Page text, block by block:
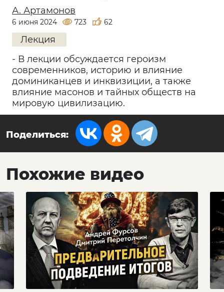
А. Артамонов
6 июня 2024 723 62
Лекция
- В лекции обсуждается героизм
современников, историю и влияние
доминиканцев и инквизиции, а также
влияние масонов и тайных обществ на
мировую цивилизацию.
Поделиться:
Похожие видео